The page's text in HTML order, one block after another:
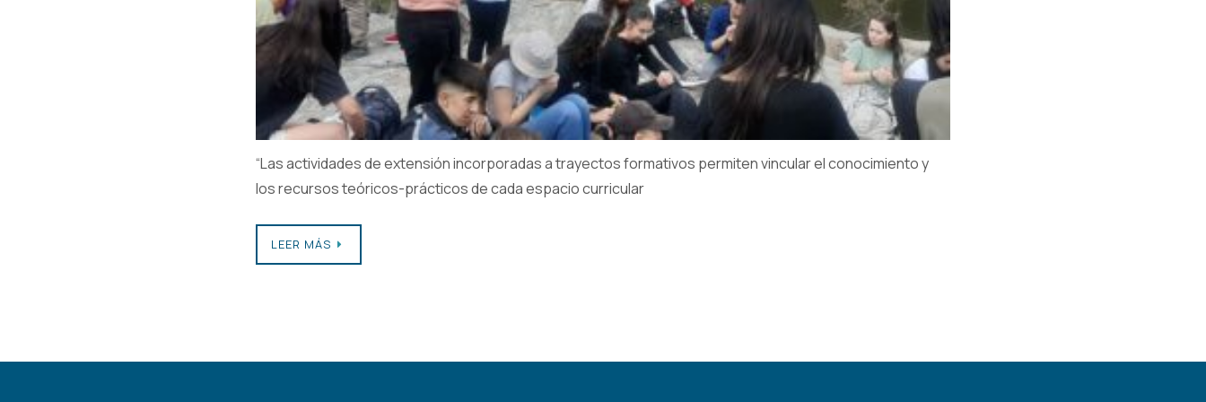
“Las actividades de extensión incorporadas a trayectos formativos permiten vincular el conocimiento y
los recursos teóricos-prácticos de cada espacio curricular
LEER MÁS